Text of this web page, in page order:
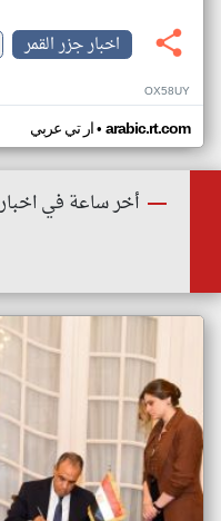
اخبار جزر القمر
OX58UY
ار تي عربي• arabic.rt.com
أخر ساعة في